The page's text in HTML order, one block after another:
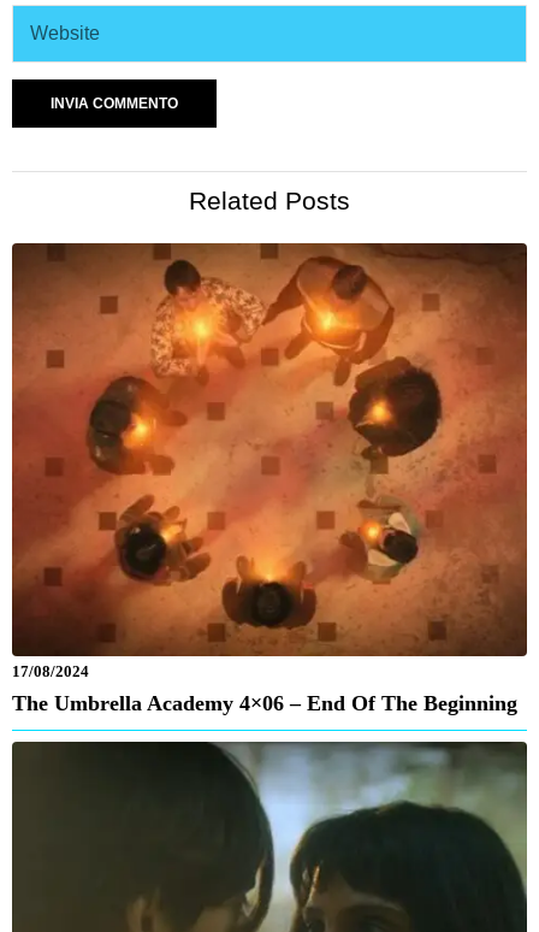
Related Posts
17/08/2024
The Umbrella Academy 4×06 – End Of The Beginning